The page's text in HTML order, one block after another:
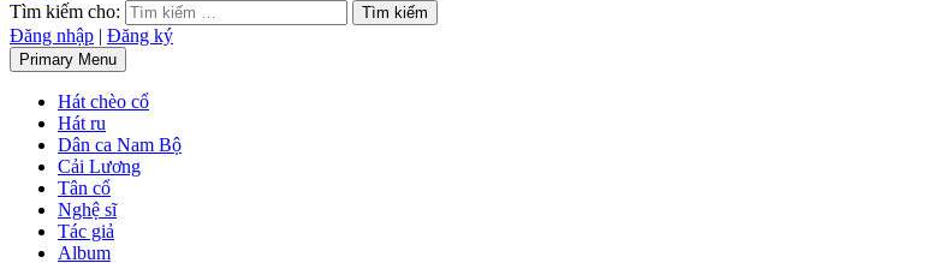
Tìm kiếm cho:
Đăng nhập | Đăng ký
Primary Menu
Hát chèo cổ
Hát ru
Dân ca Nam Bộ
Cải Lương
Tân cổ
Nghệ sĩ
Tác giả
Album